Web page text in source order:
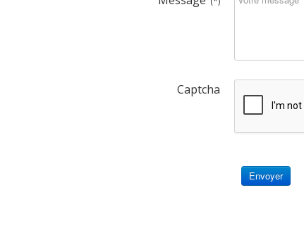
Captcha
Envoyer